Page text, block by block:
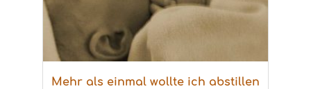
Mehr als einmal wollte ich abstillen